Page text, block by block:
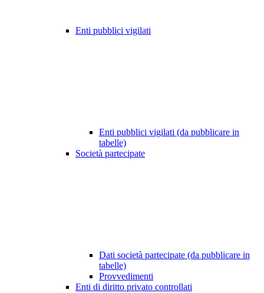
Enti pubblici vigilati
Enti pubblici vigilati (da pubblicare in
tabelle)
Società partecipate
Dati società partecipate (da pubblicare in
tabelle)
Provvedimenti
Enti di diritto privato controllati